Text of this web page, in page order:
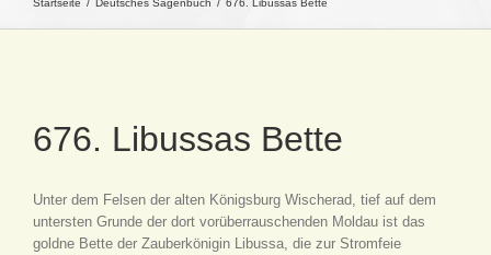
Startseite Deutsches Sagenbuch 676. Libussas Bette
676. Libussas Bette
Unter dem Felsen der alten Königsburg Wischerad, tief auf dem
untersten Grunde der dort vorüberrauschenden Moldau ist das
goldne Bette der Zauberkönigin Libussa, die zur Stromfeie